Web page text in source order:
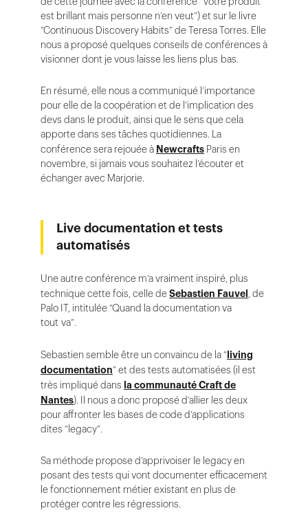
est brillant mais personne n’en veut”) et sur le livre
“Continuous Discovery Habits” de Teresa Torres. Elle
nous a proposé quelques conseils de conférences à
visionner dont je vous laisse les liens plus bas.
En résumé, elle nous a communiqué l’importance
pour elle de la coopération et de l’implication des
devs dans le produit, ainsi que le sens que cela
apporte dans ses tâches quotidiennes. La
conférence sera rejouée à Newcrafts Paris en
novembre, si jamais vous souhaitez l’écouter et
échanger avec Marjorie.
Live documentation et tests
automatisés
Une autre conférence m’a vraiment inspiré, plus
technique cette fois, celle deSebastien Fauvel, de
Palo IT, intitulée “Quand la documentation va
tout va”.
Sebastien semble être un convaincu de la “living
documentation” et des tests automatisées (il est
très impliqué dans la communauté Craft de
Nantes). Il nous a donc proposé d’allier les deux
pour affronter les bases de code d’applications
dites “legacy”.
Sa méthode propose d’apprivoiser le legacy en
posant des tests qui vont documenter efficacement
le fonctionnement métier existant en plus de
protéger contre les régressions.